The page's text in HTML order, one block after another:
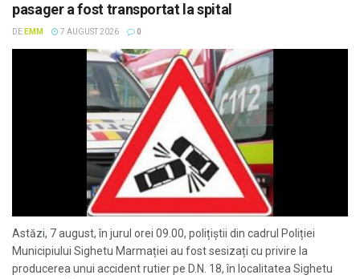
pasager a fost transportat la spital
DE EMM 7 AUGUST 2026 0
Astăzi, 7 august, în jurul orei 09.00, polițiștii din cadrul Poliției
Municipiului Sighetu Marmației au fost sesizați cu privire la
producerea unui accident rutier pe D.N. 18, în localitatea Sighetu